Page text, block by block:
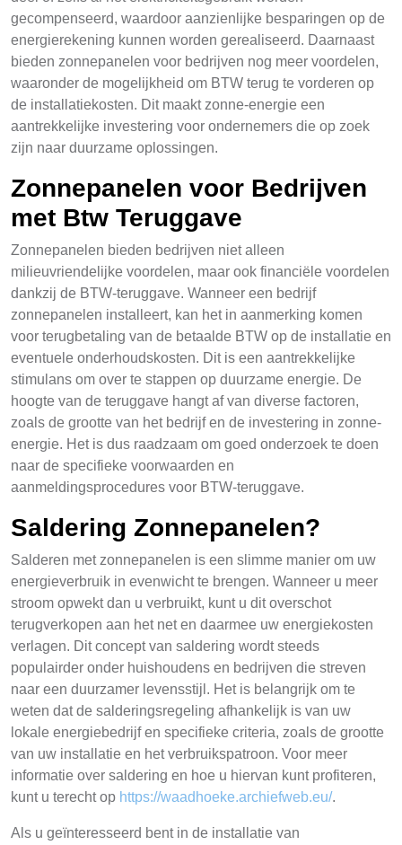
gecompenseerd, waardoor aanzienlijke besparingen op de
energierekening kunnen worden gerealiseerd. Daarnaast
bieden zonnepanelen voor bedrijven nog meer voordelen,
waaronder de mogelijkheid om BTW terug te vorderen op
de installatiekosten. Dit maakt zonne-energie een
aantrekkelijke investering voor ondernemers die op zoek
zijn naar duurzame oplossingen.
Zonnepanelen voor Bedrijven
met Btw Teruggave
Zonnepanelen bieden bedrijven niet alleen
milieuvriendelijke voordelen, maar ook financiële voordelen
dankzij de BTW-teruggave. Wanneer een bedrijf
zonnepanelen installeert, kan het in aanmerking komen
voor terugbetaling van de betaalde BTW op de installatie en
eventuele onderhoudskosten. Dit is een aantrekkelijke
stimulans om over te stappen op duurzame energie. De
hoogte van de teruggave hangt af van diverse factoren,
zoals de grootte van het bedrijf en de investering in zonne-
energie. Het is dus raadzaam om goed onderzoek te doen
naar de specifieke voorwaarden en
aanmeldingsprocedures voor BTW-teruggave.
Saldering Zonnepanelen?
Salderen met zonnepanelen is een slimme manier om uw
energieverbruik in evenwicht te brengen. Wanneer u meer
stroom opwekt dan u verbruikt, kunt u dit overschot
terugverkopen aan het net en daarmee uw energiekosten
verlagen. Dit concept van saldering wordt steeds
populairder onder huishoudens en bedrijven die streven
naar een duurzamer levensstijl. Het is belangrijk om te
weten dat de salderingsregeling afhankelijk is van uw
lokale energiebedrijf en specifieke criteria, zoals de grootte
van uw installatie en het verbruikspatroon. Voor meer
informatie over saldering en hoe u hiervan kunt profiteren,
kunt u terecht op https://waadhoeke.archiefweb.eu/.
Als u geïnteresseerd bent in de installatie van